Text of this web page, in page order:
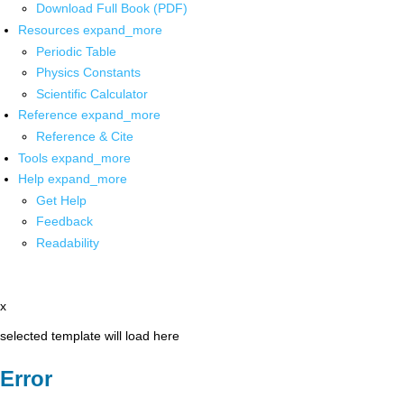
Download Full Book (PDF)
Resources expand_more
Periodic Table
Physics Constants
Scientific Calculator
Reference expand_more
Reference & Cite
Tools expand_more
Help expand_more
Get Help
Feedback
Readability
x
selected template will load here
Error